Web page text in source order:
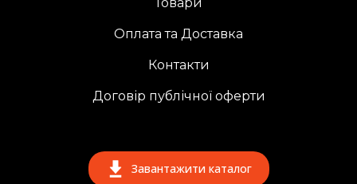
Оплата та Доставка
Контакти
Договір публічної оферти
Завантажити каталог